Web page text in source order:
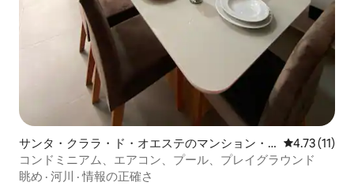
サンタ・クララ・ド・オエステのマンション・
アパート
レビュー11
4.73 (11)
コンドミニアム、エアコン、プール、プレイグラウンド
眺め · 河川 ·情報の正確さ